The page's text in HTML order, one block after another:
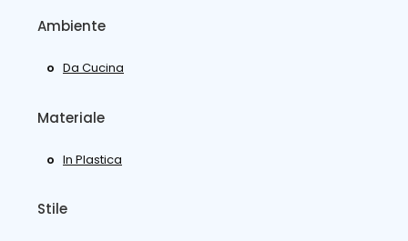
Ambiente
Da Cucina
Materiale
In Plastica
Stile